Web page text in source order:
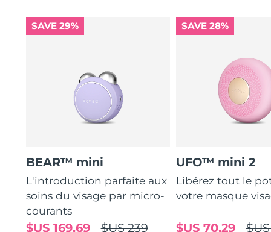
SAVE 29%
BEAR™ mini
L'introduction parfaite aux
soins du visage par micro-
courants
$US 239
$US 169,69
SAVE 28%
UFO™ mini 2
Libérez tout le
votre masque
$US 70,29